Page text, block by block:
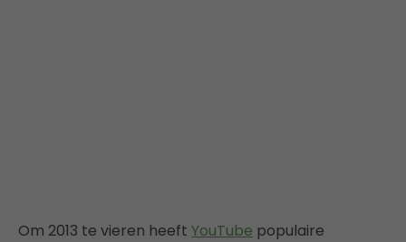
Om 2013 te vieren heeft YouTube populaire